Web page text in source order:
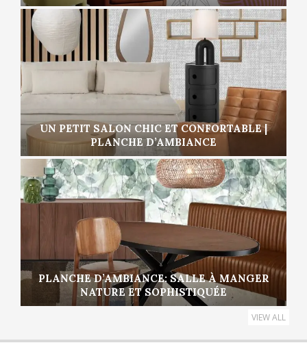
UN PETIT SALON CHIC ET CONFORTABLE |
PLANCHE D’AMBIANCE
PLANCHE D’AMBIANCE: SALLE À MANGER
NATURE ET SOPHISTIQUÉE
VIEW ALL